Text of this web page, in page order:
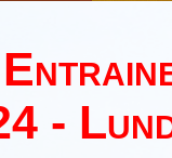
-